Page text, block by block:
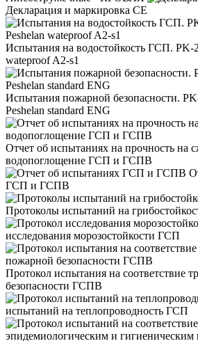
Декларация и маркировка CE
Испытания на водостойкость ГСП. PK-
wateproof A2-s1
Испытания пожарной безопасности.
Peshelan standard ENG
Отчет об испытаниях на прочность на
водопоглощение ГСП и ГСПВ
ГСП и ГСПВ
Протоколы испытаний на
исследования морозостойкости ГСП
Протокол испытания на соответствие
безопасности ГСПВ
испытаний на теплопроводность ГСП